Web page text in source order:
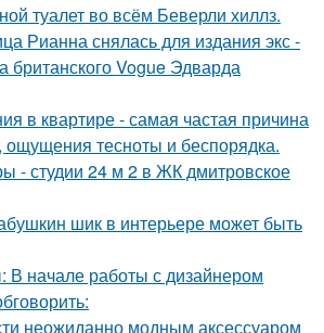
туалет во всём Беверли хиллз.
Рианна снялась для издания экс -
британского Vogue Эдварда
в квартире - самая частая причина
ощущения тесноты и беспорядка.
- студии 24 м 2 в ЖК дмитровское
шик в интерьере может быть
В начале работы с дизайнером
неожиданно модным аксессуаром